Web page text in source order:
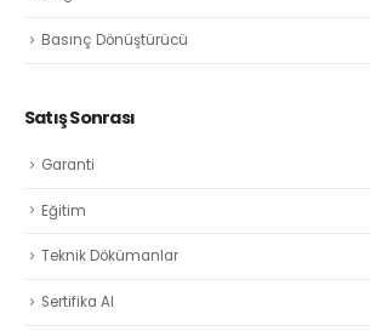
Basınç Dönüştürücü
Satış Sonrası
Garanti
Eğitim
Teknik Dökümanlar
Sertifika Al